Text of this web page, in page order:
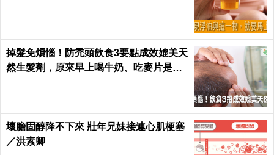
掉髮免煩惱！防禿頭飲食3要點成效媲美天
然生髮劑，原來早上喝牛奶、吃麥片是錯
壞膽固醇降不下來 壯年兄妹接連心肌梗塞
／洪素卿